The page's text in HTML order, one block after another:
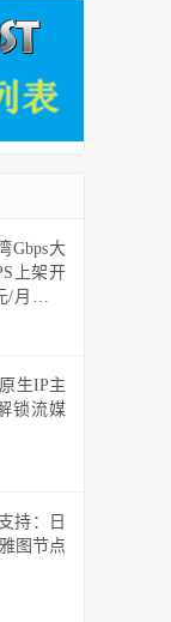
Gbps大
上架开
月，年
地机用
生IP主
锁流媒
持：日
图节点